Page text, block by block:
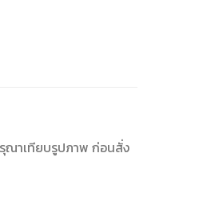
รุณาเทียบรูปภาพ ก่อนสั่ง